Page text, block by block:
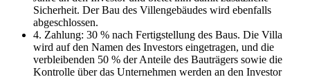
Sicherheit. Der Bau des Villengebäudes wird ebenfalls
abgeschlossen.
4. Zahlung: 30 % nach Fertigstellung des Baus. Die Villa
wird auf den Namen des Investors eingetragen, und die
verbleibenden 50 % der Anteile des Bauträgers sowie die
Kontrolle über das Unternehmen werden an den Investor